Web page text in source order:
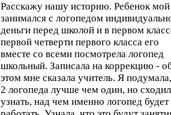
Расскажу нашу историю. Ребенок мой
занимался с логопедом
деньги перед школой и в первом
первой четверти первого класса его
вместе со всеми посмотрела логопед
школьный. Записала на коррекцию -
этом мне сказала учитель. Я
2 логопеда лучше чем один, но
узнать, над чем именно логопед будет